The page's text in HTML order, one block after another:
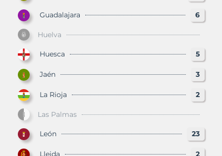
Guadalajara 6
Huelva
Huesca 5
Jaén 3
La Rioja 2
Las Palmas
León 23
Lleida 2